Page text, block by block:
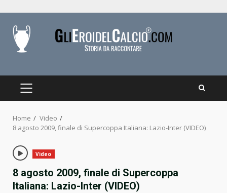
content
PRIMARY
Home
Video
8 agosto 2009, finale di Supercoppa Italiana: Lazio-Inter (VIDEO)
Video
8 agosto 2009, finale di Supercoppa
Italiana: Lazio-Inter (VIDEO)